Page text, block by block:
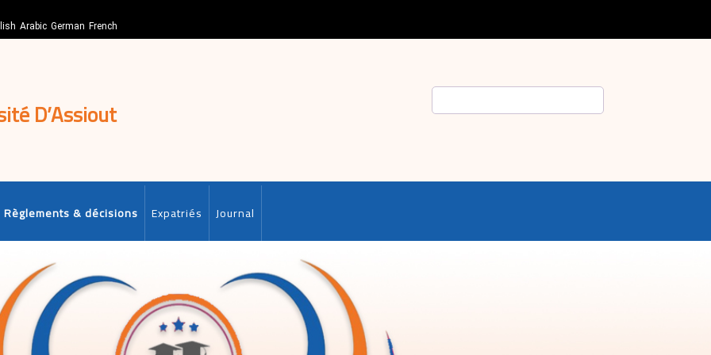
Arabic German French
D’Assiout
Règlements & décisions Expatriés Journal